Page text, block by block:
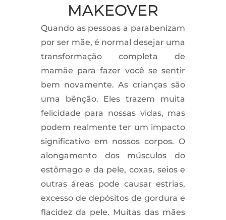
MAKEOVER
Quando as pessoas a parabenizam
por ser mãe, é normal desejar uma
transformação completa de
mamãe para fazer você se sentir
bem novamente. As crianças são
uma bênção. Eles trazem muita
felicidade para nossas vidas, mas
podem realmente ter um impacto
significativo em nossos corpos. O
alongamento dos músculos do
estômago e da pele, coxas, seios e
outras áreas pode causar estrias,
excesso de depósitos de gordura e
flacidez da pele. Muitas das mães